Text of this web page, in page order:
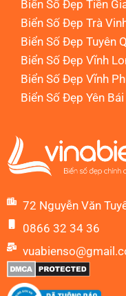
Biển Số Đẹp Tiền
Biển Số Đẹp Trà
Biển Số Đẹp Tuyên
Biển Số Đẹp Vĩnh
Biển Số Đẹp Vĩnh
Biển Số Đẹp Yên Bái
72 Nguyễn Văn
0866 32 34 36